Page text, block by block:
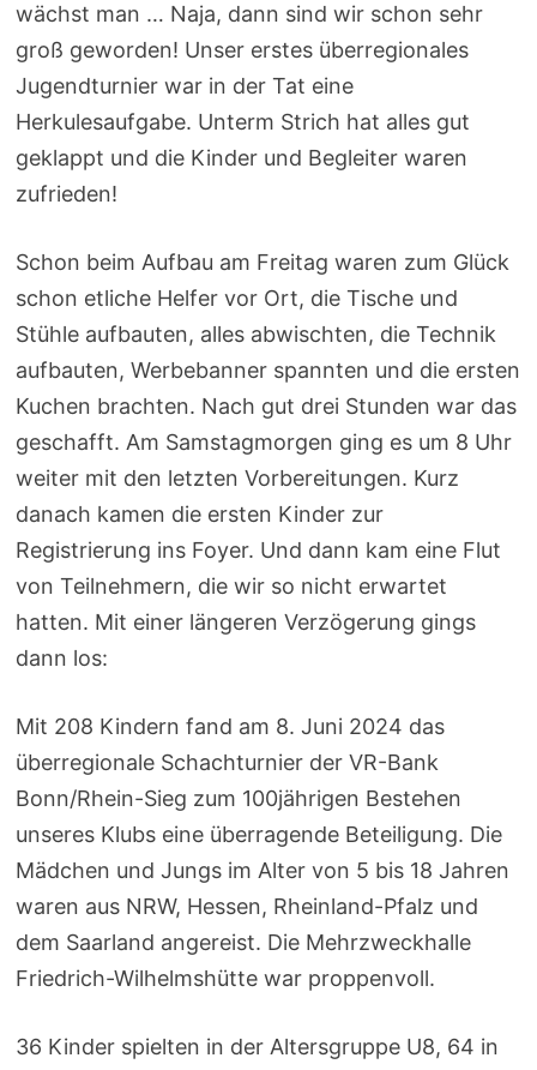
wächst man … Naja, dann sind wir schon sehr
groß geworden! Unser erstes überregionales
Jugendturnier war in der Tat eine
Herkulesaufgabe. Unterm Strich hat alles gut
geklappt und die Kinder und Begleiter waren
zufrieden!
Schon beim Aufbau am Freitag waren zum Glück
schon etliche Helfer vor Ort, die Tische und
Stühle aufbauten, alles abwischten, die Technik
aufbauten, Werbebanner spannten und die ersten
Kuchen brachten. Nach gut drei Stunden war das
geschafft. Am Samstagmorgen ging es um 8 Uhr
weiter mit den letzten Vorbereitungen. Kurz
danach kamen die ersten Kinder zur
Registrierung ins Foyer. Und dann kam eine Flut
von Teilnehmern, die wir so nicht erwartet
hatten. Mit einer längeren Verzögerung gings
dann los:
Mit 208 Kindern fand am 8. Juni 2024 das
überregionale Schachturnier der VR-Bank
Bonn/Rhein-Sieg zum 100jährigen Bestehen
unseres Klubs eine überragende Beteiligung. Die
Mädchen und Jungs im Alter von 5 bis 18 Jahren
waren aus NRW, Hessen, Rheinland-Pfalz und
dem Saarland angereist. Die Mehrzweckhalle
Friedrich-Wilhelmshütte war proppenvoll.
36 Kinder spielten in der Altersgruppe U8, 64 in